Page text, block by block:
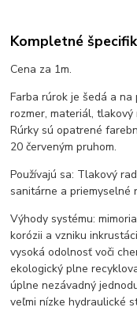
Kompletné
Cena za 1m.
Farba rúrok je šedá a na
rozmer, materiál, tlakový
Rúrky sú opatrené
20 červeným pruhom.
Používajú sa: Tlakový
sanitárne a priemyselné
Výhody systému:
korózii a vzniku
vysoká odolnosť voči
ekologický plne
úplne nezávadný
veľmi nízke hydraulické